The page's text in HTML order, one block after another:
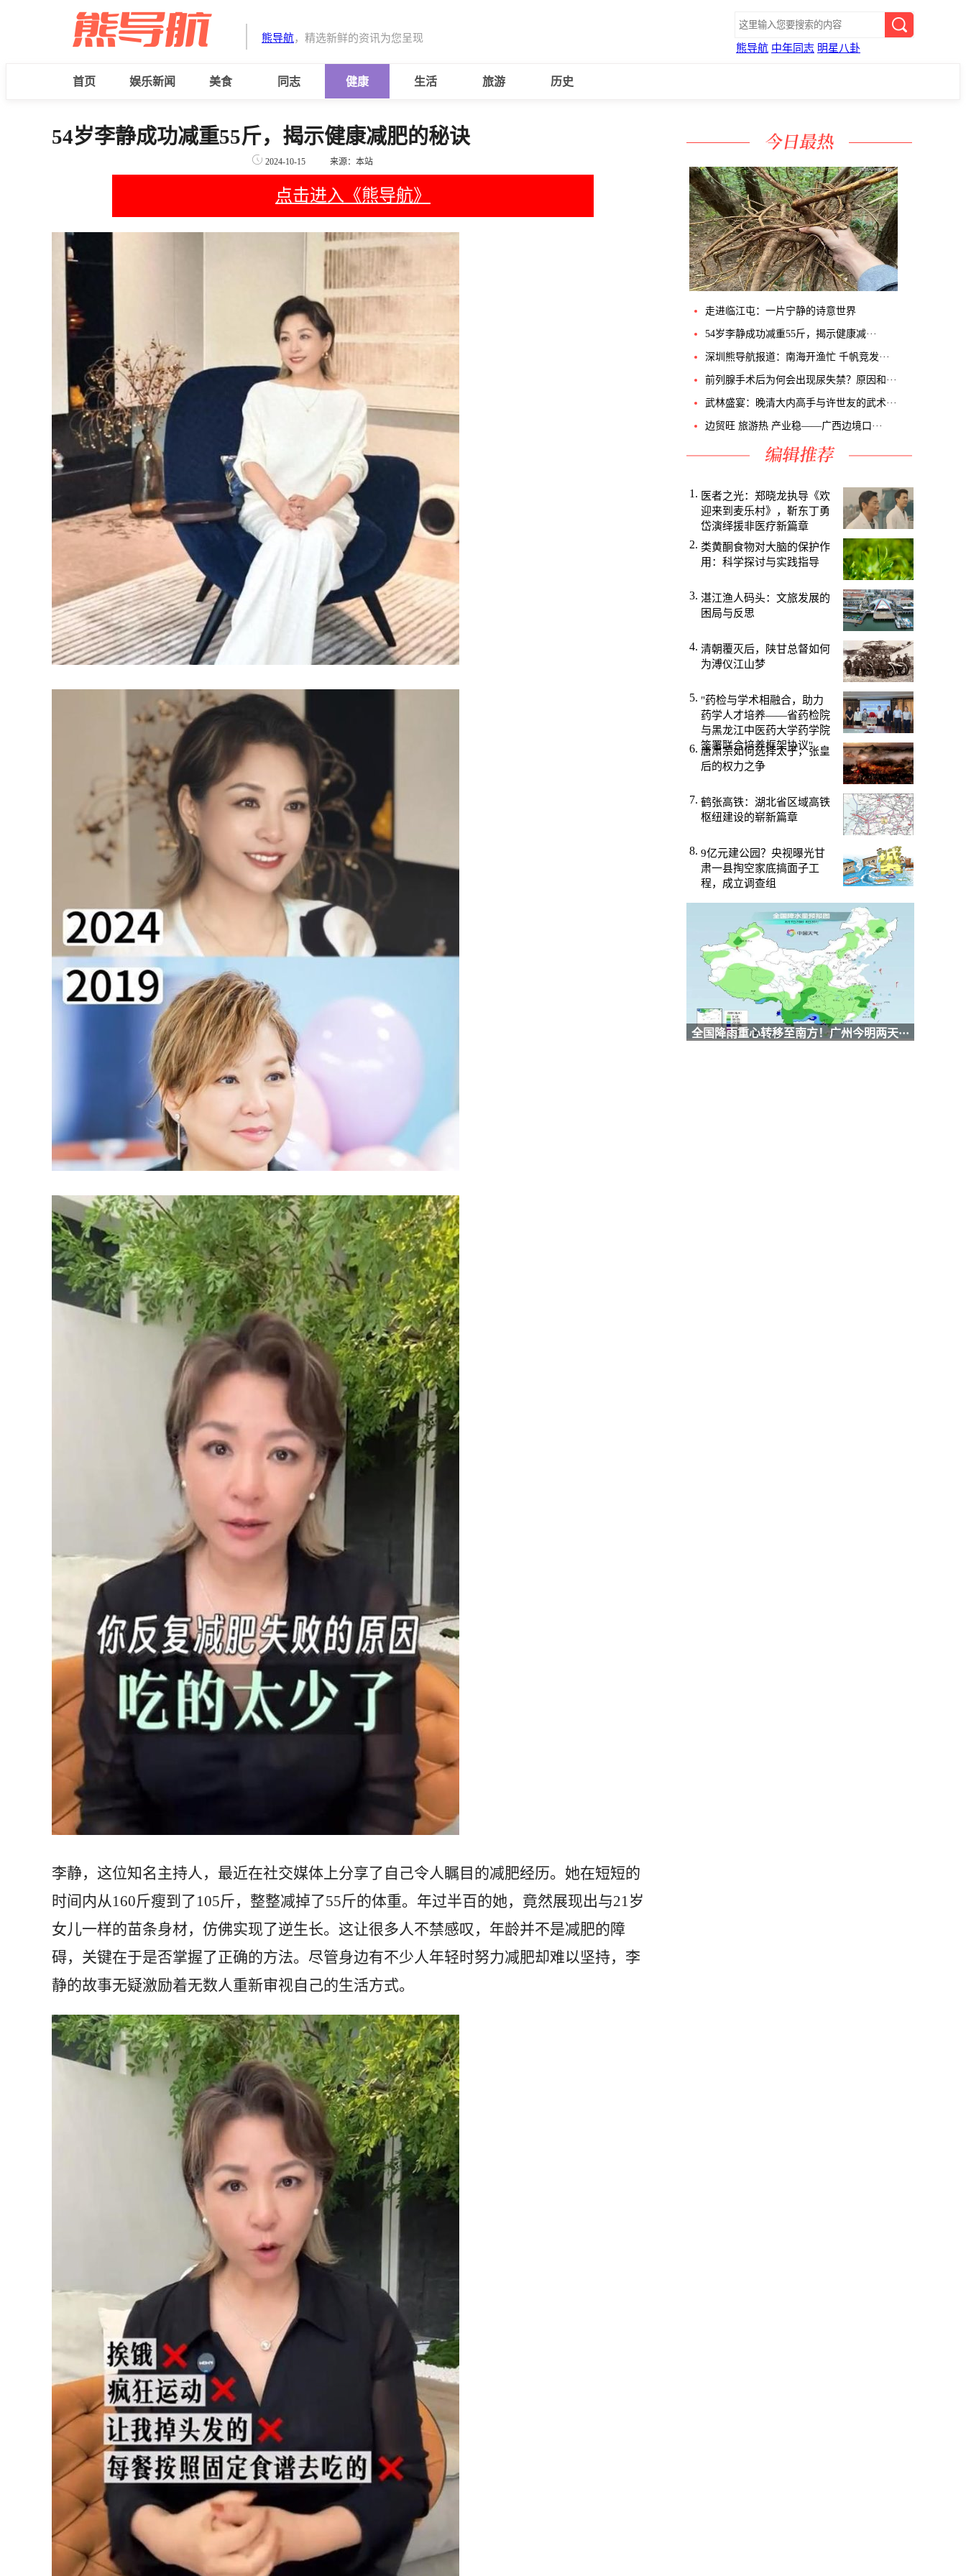
熊导航，精选新鲜的资讯为您呈现
熊导航 中年同志 明星八卦
首页 娱乐新闻 美食 同志 健康 生活 旅游 历史
走进临江屯：一片宁静的诗意世界
54岁李静成功减重55斤，揭示健康减···
深圳熊导航报道：南海开渔忙 千帆竞发···
前列腺手术后为何会出现尿失禁？原因和···
武林盛宴：晚清大内高手与许世友的武术···
边贸旺 旅游热 产业稳——广西边境口···
医者之光：郑晓龙执导《欢
迎来到麦乐村》，靳东丁勇
岱演绎援非医疗新篇章
类黄酮食物对大脑的保护作
用：科学探讨与实践指导
湛江渔人码头：文旅发展的
困局与反思
清朝覆灭后，陕甘总督如何
为溥仪江山梦
"药检与学术相融合，助力
药学人才培养——省药检院
与黑龙江中医药大学药学院
签署联合培养框架协议"
唐肃宗如何选择太子，张皇
后的权力之争
鹤张高铁：湖北省区域高铁
枢纽建设的崭新篇章
9亿元建公园？央视曝光甘
肃一县掏空家底搞面子工
程，成立调查组
全国降雨重心转移至南方！广州今明两天···
54岁李静成功减重55斤，揭示健康减肥的秘诀
2024-10-15 来源：本站
点击进入《熊导航》
李静，这位知名主持人，最近在社交媒体上分享了自己令人瞩目的减肥经历。她在短短的
时间内从160斤瘦到了105斤，整整减掉了55斤的体重。年过半百的她，竟然展现出与21岁
女儿一样的苗条身材，仿佛实现了逆生长。这让很多人不禁感叹，年龄并不是减肥的障
碍，关键在于是否掌握了正确的方法。尽管身边有不少人年轻时努力减肥却难以坚持，李
静的故事无疑激励着无数人重新审视自己的生活方式。